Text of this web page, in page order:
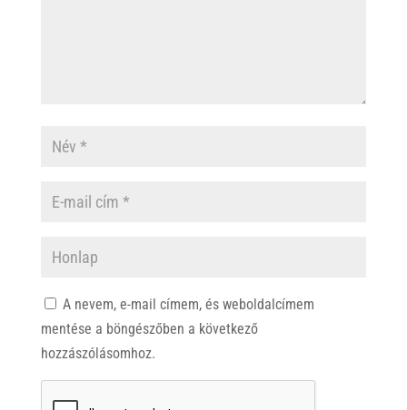
A nevem, e-mail címem, és weboldalcímem
mentése a böngészőben a következő
hozzászólásomhoz.